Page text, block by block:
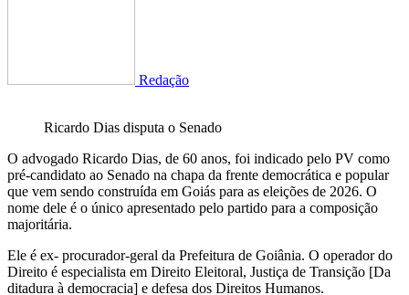
Redação
Ricardo Dias disputa o Senado
O advogado Ricardo Dias, de 60 anos, foi indicado pelo PV como
pré-candidato ao Senado na chapa da frente democrática e popular
que vem sendo construída em Goiás para as eleições de 2026. O
nome dele é o único apresentado pelo partido para a composição
majoritária.
Ele é ex- procurador-geral da Prefeitura de Goiânia. O operador do
Direito é especialista em Direito Eleitoral, Justiça de Transição [Da
ditadura à democracia] e defesa dos Direitos Humanos.